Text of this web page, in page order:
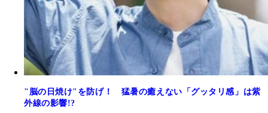
"脳の日焼け"を防げ！ 猛暑の癒えない「グッタリ感」は紫
外線の影響!?